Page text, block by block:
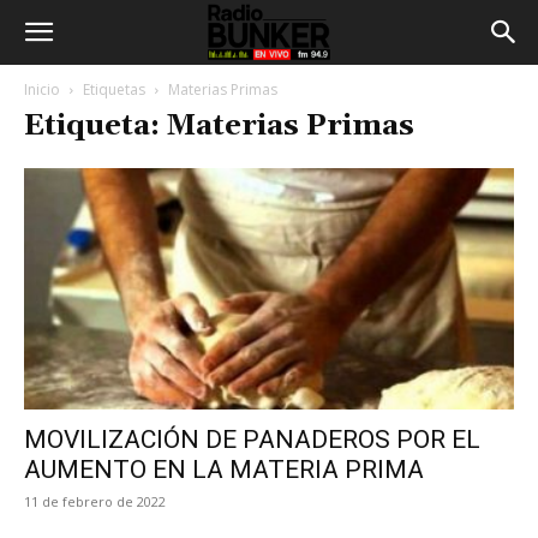
Inicio Etiquetas Materias Primas
Etiqueta: Materias Primas
MOVILIZACIÓN DE PANADEROS POR EL
AUMENTO EN LA MATERIA PRIMA
11 de febrero de 2022